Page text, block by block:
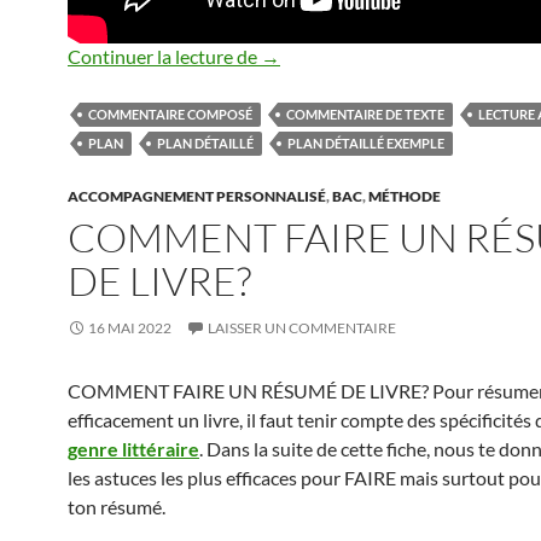
Continuer la lecture de COMMENTAIRE COMPOSE
→
COMMENTAIRE COMPOSÉ COMMENTAIRE DE TEXTE
LECTURE
PLAN
PLAN DÉTAILLÉ PLAN DÉTAILLÉ EXEMPLE
ACCOMPAGNEMENT PERSONNALISÉ,BAC,MÉTHODE
COMMENT FAIRE UN
DE LIVRE?
16 MAI 2022 LAISSER UN COMMENTAIRE
COMMENT FAIRE UN RÉSUMÉ DE LIVRE? Pour
efficacement un livre, il faut tenir compte des spécificités
genre littéraire. Dans la suite de cette fiche, nous te
les astuces les plus efficaces pour FAIRE mais surtout
ton résumé.